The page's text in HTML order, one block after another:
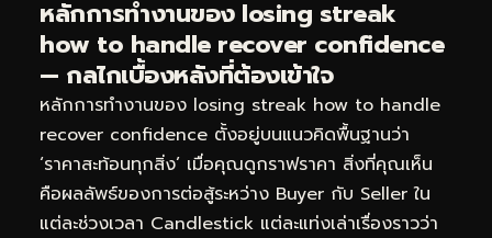
หลักการทำงานของ losing streak
how to handle recover confidence
— กลไกเบื้องหลังที่ต้องเข้าใจ
หลักการทำงานของ losing streak how to handle
recover confidence ตั้งอยู่บนแนวคิดพื้นฐานว่า
‘ราคาสะท้อนทุกสิ่ง’ เมื่อคุณดูกราฟราคา สิ่งที่คุณเห็น
คือผลลัพธ์ของการต่อสู้ระหว่าง Buyer กับ Seller ใน
แต่ละช่วงเวลา Candlestick แต่ละแท่งเล่าเรื่องราวว่า